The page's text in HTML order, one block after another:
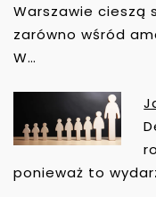
Warszawie cieszą
zarówno wśród
W…
ponieważ to
P
I
S